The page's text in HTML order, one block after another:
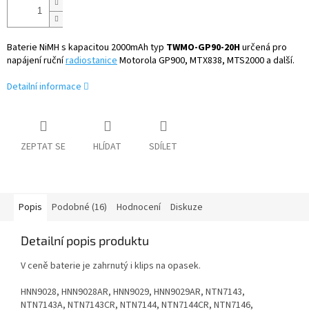
Baterie NiMH s kapacitou 2000mAh typ TWMO-GP90-20Hurčená pro
napájení ručníradiostaniceMotorola GP900, MTX838, MTS2000 a další.
Detailní informace
ZEPTAT SE HLÍDAT SDÍLET
Popis Podobné (16) Hodnocení Diskuze
Detailní popis produktu
V ceně baterie je zahrnutý i klips na opasek.
HNN9028, HNN9028AR, HNN9029, HNN9029AR, NTN7143,
NTN7143A, NTN7143CR, NTN7144, NTN7144CR, NTN7146,